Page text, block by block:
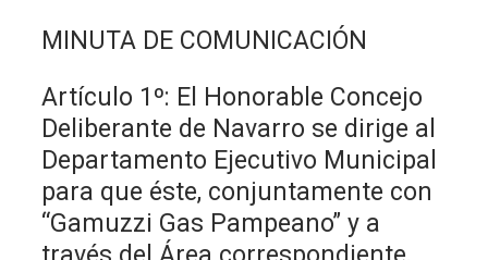
MINUTA DE COMUNICACIÓN
Artículo 1º: El Honorable Concejo
Deliberante de Navarro se dirige al
Departamento Ejecutivo Municipal
para que éste, conjuntamente con
“Gamuzzi Gas Pampeano” y a